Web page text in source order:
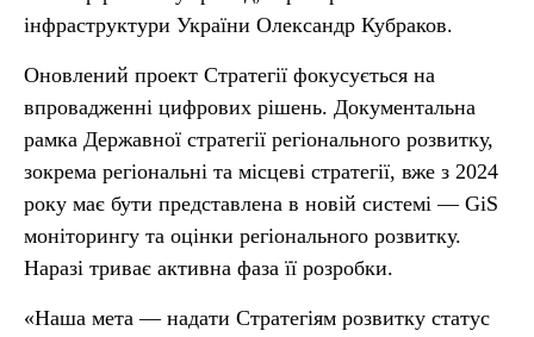
інфраструктури України Олександр Кубраков.
Оновлений проект Стратегії фокусується на
впровадженні цифрових рішень. Документальна
рамка Державної стратегії регіонального розвитку,
зокрема регіональні та місцеві стратегії, вже з 2024
року має бути представлена в новій системі — GiS
моніторингу та оцінки регіонального розвитку.
Наразі триває активна фаза її розробки.
«Наша мета — надати Стратегіям розвитку статус